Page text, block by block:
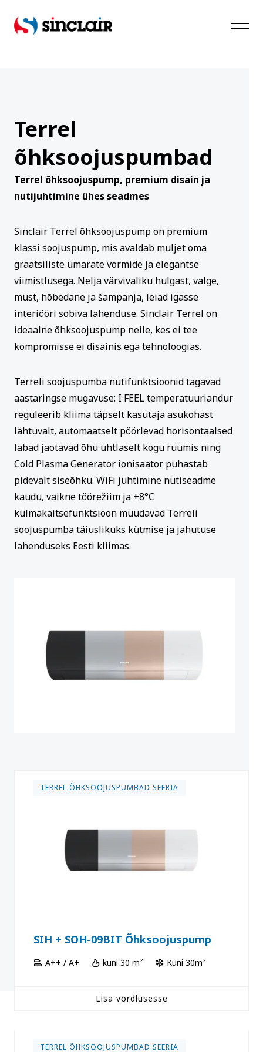
SinClair
Terrel
õhksoojuspumbad
Terrel õhksoojuspump, premium disain ja
nutijuhtimine ühes seadmes
Sinclair Terrel õhksoojuspump on premium
klassi soojuspump, mis avaldab muljet oma
graatsiliste ümarate vormide ja elegantse
viimistlusega. Nelja värvivaliku hulgast, valge,
must, hõbedane ja šampanja, leiad igasse
interiööri sobiva lahenduse. Sinclair Terrel on
ideaalne õhksoojuspump neile, kes ei tee
kompromisse ei disainis ega tehnoloogias.
Terreli soojuspumba nutifunktsioonid tagavad
aastaringse mugavuse: I FEEL temperatuuriandur
reguleerib kliima täpselt kasutaja asukohast
lähtuvalt, automaatselt pöörlevad horisontaalsed
labad jaotavad õhu ühtlaselt kogu ruumis ning
Cold Plasma Generator ionisaator puhastab
pidevalt siseõhku. WiFi juhtimine nutiseadme
kaudu, vaikne töörežiim ja +8°C
külmakaitsefunktsioon muudavad Terreli
soojuspumba täiuslikuks kütmise ja jahutuse
lahenduseks Eesti kliimas.
TERREL ÕHKSOOJUSPUMBAD SEERIA
SIH + SOH-09BIT Õhksoojuspump
A++ / A+ kuni 30 m² Kuni 30m²
Lisa võrdlusesse
TERREL ÕHKSOOJUSPUMBAD SEERIA